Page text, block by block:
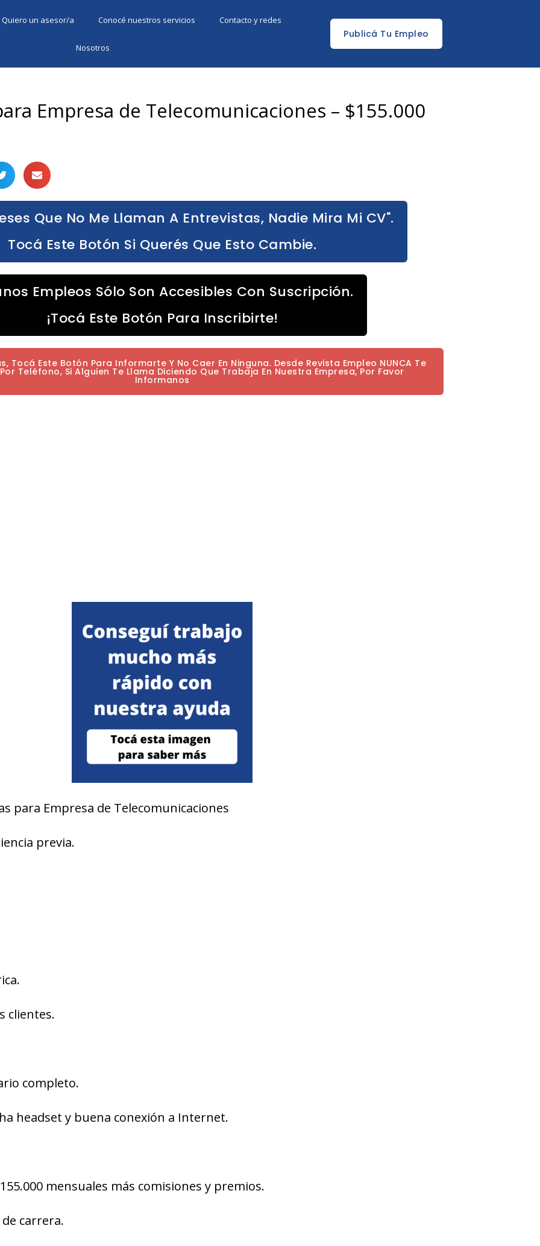
Quiero un asesor/a Conocé nuestros servicios Contacto y redes
Nosotros
Publicá Tu Empleo
Empresa de Telecomunicaciones – $155.000
Que No Me Llaman A Entrevistas, Nadie Mira Mi CV".
Tocá Este Botón Si Querés Que Esto Cambie.
Empleos Sólo Son Accesibles Con Suscripción.
¡Tocá Este Botón Para Inscribirte!
Tocá Este Botón Para Informarte Y No Caer En Ninguna. Desde Revista Empleo NUNCA Te
Teléfono, Si Alguien Te Llama Diciendo Que Trabaja En Nuestra Empresa, Por Favor
Informanos
para Empresa de Telecomunicaciones
previa.
clientes.
completo.
headset y buena conexión a Internet.
mensuales más comisiones y premios.
carrera.